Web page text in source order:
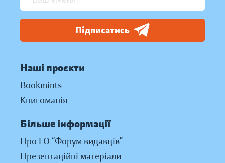
Підписатись
Наші проєкти
Bookmints
Книгоманія
Більше інформації
Про ГО “Форум видавців”
Презентаційні матеріали